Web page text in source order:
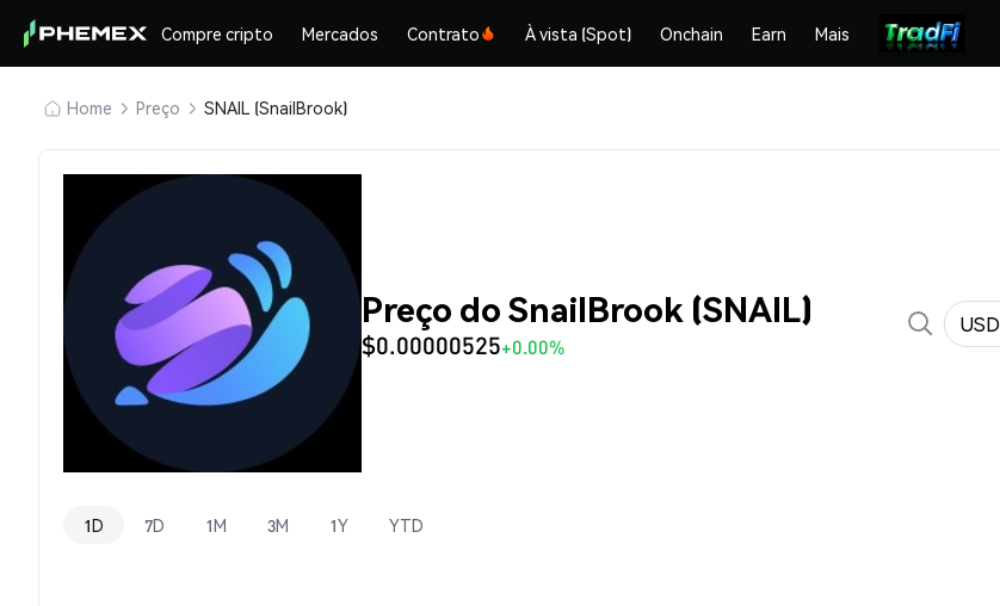
Compre cripto Mercados Contrato À vista (Spot) Onchain Earn Mais
Home Preço SNAIL (SnailBrook)
Preço do SnailBrook (SNAIL)
$0.00000525+0.00%
USD
1D 7D 1M 3M 1Y YTD